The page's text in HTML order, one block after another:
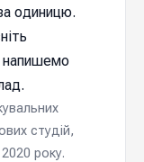
одиницю.
напишемо
студій,
року.